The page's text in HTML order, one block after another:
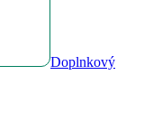
Doplnkový